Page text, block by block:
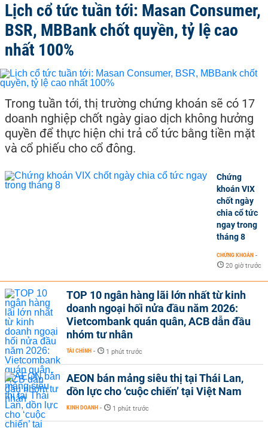
Lịch cổ tức tuần tới: Masan Consumer,
BSR, MBBank chốt quyền, tỷ lệ cao
nhất 100%
Trong tuần tới, thị trường chứng khoán sẽ có 17
doanh nghiệp chốt ngày giao dịch không hưởng
quyền để thực hiện chi trả cổ tức bằng tiền mặt
và cổ phiếu cho cổ đông.
Chứng
khoán VIX
chốt ngày
chia cổ tức
ngay trong
tháng 8
CHỨNG KHOÁN -
20 giờ trước
TOP 10 ngân hàng lãi lớn nhất từ kinh
doanh ngoại hối nửa đầu năm 2026:
Vietcombank quán quân, ACB dẫn đầu
nhóm tư nhân
TÀI CHÍNH - 1 phút trước
AEON bán mảng siêu thị tại Thái Lan,
dồn lực cho ‘cuộc chiến’ tại Việt Nam
KINH DOANH - 1 phút trước